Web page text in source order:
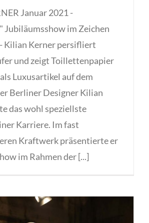
Januar 2021 -
Jubiläumsshow im Zeichen
Kilian Kerner persifliert
und zeigt Toillettenpapier
Luxusartikel auf dem
Berliner Designer Kilian
das wohl speziellste
Karriere. Im fast
Kraftwerk präsentierte er
im Rahmen der [...]